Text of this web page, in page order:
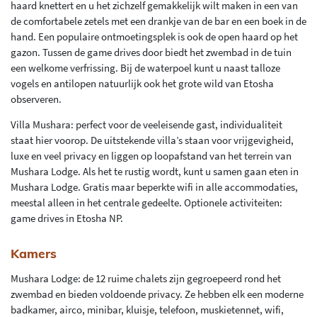
haard knettert en u het zichzelf gemakkelijk wilt maken in een van
de comfortabele zetels met een drankje van de bar en een boek in de
hand. Een populaire ontmoetingsplek is ook de open haard op het
gazon. Tussen de game drives door biedt het zwembad in de tuin
een welkome verfrissing. Bij de waterpoel kunt u naast talloze
vogels en antilopen natuurlijk ook het grote wild van Etosha
observeren.
Villa Mushara: perfect voor de veeleisende gast, individualiteit
staat hier voorop. De uitstekende villa’s staan voor vrijgevigheid,
luxe en veel privacy en liggen op loopafstand van het terrein van
Mushara Lodge. Als het te rustig wordt, kunt u samen gaan eten in
Mushara Lodge. Gratis maar beperkte wifi in alle accommodaties,
meestal alleen in het centrale gedeelte. Optionele activiteiten:
game drives in Etosha NP.
Kamers
Mushara Lodge: de 12 ruime chalets zijn gegroepeerd rond het
zwembad en bieden voldoende privacy. Ze hebben elk een moderne
badkamer, airco, minibar, kluisje, telefoon, muskietennet, wifi,